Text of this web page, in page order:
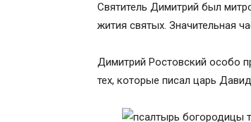
Святитель Димитрий был
жития святых. Значительная
Димитрий Ростовский особо
тех, которые писал царь